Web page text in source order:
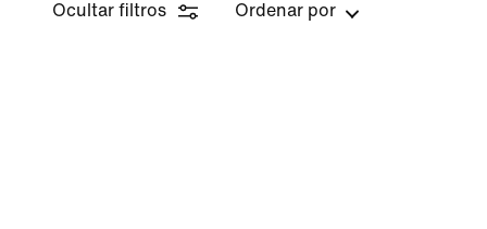
Ocultar filtros Ordenar por